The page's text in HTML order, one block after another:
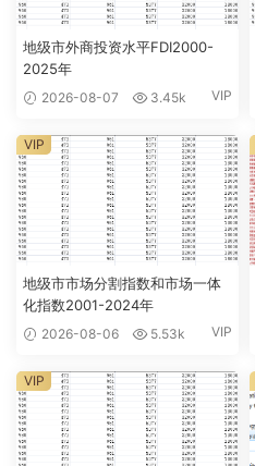
地级市外商投资水平FDI2000-
2025年
2026-08-07 3.45k VIP
地级市市场分割指数和市场一体
化指数2001-2024年
2026-08-06 5.53k VIP
VIP
VIP